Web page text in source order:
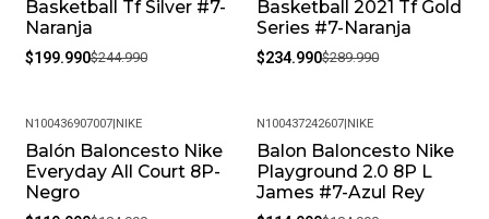
detectar desgaste y asegúrate de no exponerlo al sol o la
humedad.
Productos Originales: En Pacific Sport Colombia, solo
vendemos productos originales, garantizando la
autenticidad y calidad de cada par de tenis.
Distribuidores Autorizados: Somos distribuidores
Basketball Tf Silver #7-
Naranja
$199.990$244.990
Basketball 2021 Tf Gold
Series #7-Naranja
$234.990$289.990
-35%
N100436907007|NIKE
Balón Baloncesto Nike
Everyday All Court 8P-
Negro
-38%
N100437242607|NIKE
Balon Baloncesto Nike
Playground 2.0 8P L
James #7-Azul Rey